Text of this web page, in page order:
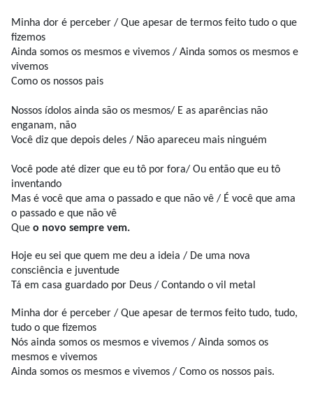
Minha dor é perceber / Que apesar de termos feito tudo o que
fizemos
Ainda somos os mesmos e vivemos / Ainda somos os mesmos e
vivemos
Como os nossos pais
Nossos ídolos ainda são os mesmos/ E as aparências não
enganam, não
Você diz que depois deles / Não apareceu mais ninguém
Você pode até dizer que eu tô por fora/ Ou então que eu tô
inventando
Mas é você que ama o passado e que não vê / É você que ama
o passado e que não vê
Que o novo sempre vem.
Hoje eu sei que quem me deu a ideia / De uma nova
consciência e juventude
Tá em casa guardado por Deus / Contando o vil metal
Minha dor é perceber / Que apesar de termos feito tudo, tudo,
tudo o que fizemos
Nós ainda somos os mesmos e vivemos / Ainda somos os
mesmos e vivemos
Ainda somos os mesmos e vivemos / Como os nossos pais.